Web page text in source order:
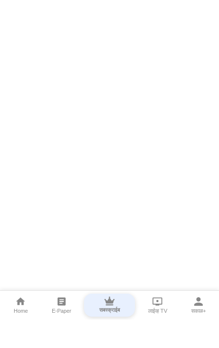
Home E-Paper सबस्क्राईब लाईव्ह TV सकाळ+